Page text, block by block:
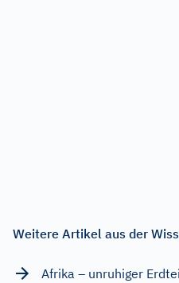
Weitere Artikel aus der
Afrika – unruhiger